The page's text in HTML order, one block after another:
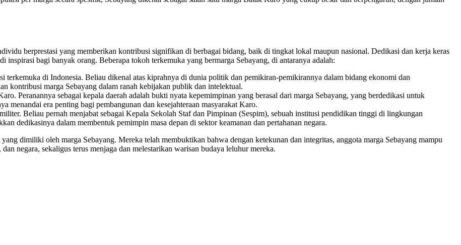
berprestasi yang memberikan kontribusi signifikan di berbagai bidang, baik di tingkat lokal maupun nasional. Dedikasi dan kerja keras
inspirasi bagi banyak orang. Beberapa tokoh terkemuka yang bermarga Sebayang, di antaranya adalah:
terkemuka di Indonesia. Beliau dikenal atas kiprahnya di dunia politik dan pemikiran-pemikirannya dalam bidang ekonomi dan
kontribusi marga Sebayang dalam ranah kebijakan publik dan intelektual.
Peranannya sebagai kepala daerah adalah bukti nyata kepemimpinan yang berasal dari marga Sebayang, yang berdedikasi untuk
menandai era penting bagi pembangunan dan kesejahteraan masyarakat Karo.
Beliau pernah menjabat sebagai Kepala Sekolah Staf dan Pimpinan (Sespim), sebuah institusi pendidikan tinggi di lingkungan
dedikasinya dalam membentuk pemimpin masa depan di sektor keamanan dan pertahanan negara.
dimiliki oleh marga Sebayang. Mereka telah membuktikan bahwa dengan ketekunan dan integritas, anggota marga Sebayang mampu
negara, sekaligus terus menjaga dan melestarikan warisan budaya leluhur mereka.